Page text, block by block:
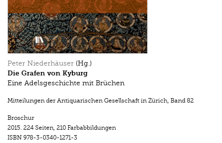
Peter Niederhäuser (Hg.)
Die Grafen von Kyburg
Eine Adelsgeschichte mit Brüchen
Mitteilungen der Antiquarischen Gesellschaft in Zürich, Band 82
Broschur
2015. 224 Seiten, 210 Farbabbildungen
ISBN 978-3-0340-1271-3